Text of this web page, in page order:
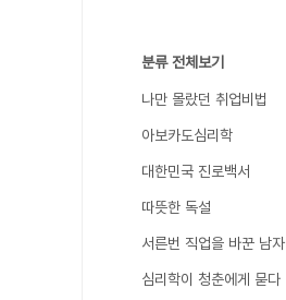
분류 전체보기
나만 몰랐던 취업비법
아보카도심리학
대한민국 진로백서
따뜻한 독설
서른번 직업을 바꾼 남자
심리학이 청춘에게 묻다